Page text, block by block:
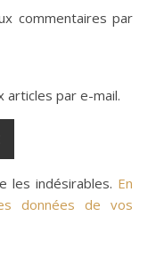
commentaires par
articles par e-mail.
les indésirables. En
données de vos